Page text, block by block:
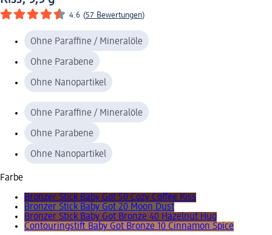
4.6 (57 Bewertungen)
Ohne Paraffine / Mineralöle
Ohne Parabene
Ohne Nanopartikel
Ohne Paraffine / Mineralöle
Ohne Parabene
Ohne Nanopartikel
Farbe
Bronzer Stick Baby Got 50 Cozy Coffee Kiss
Bronzer Stick Baby Got 20 Moon Dust
Bronzer Stick Baby Got Bronze 40 Hazelnut Hug
Contouringstift Baby Got Bronze 10 Cinnamon Spice